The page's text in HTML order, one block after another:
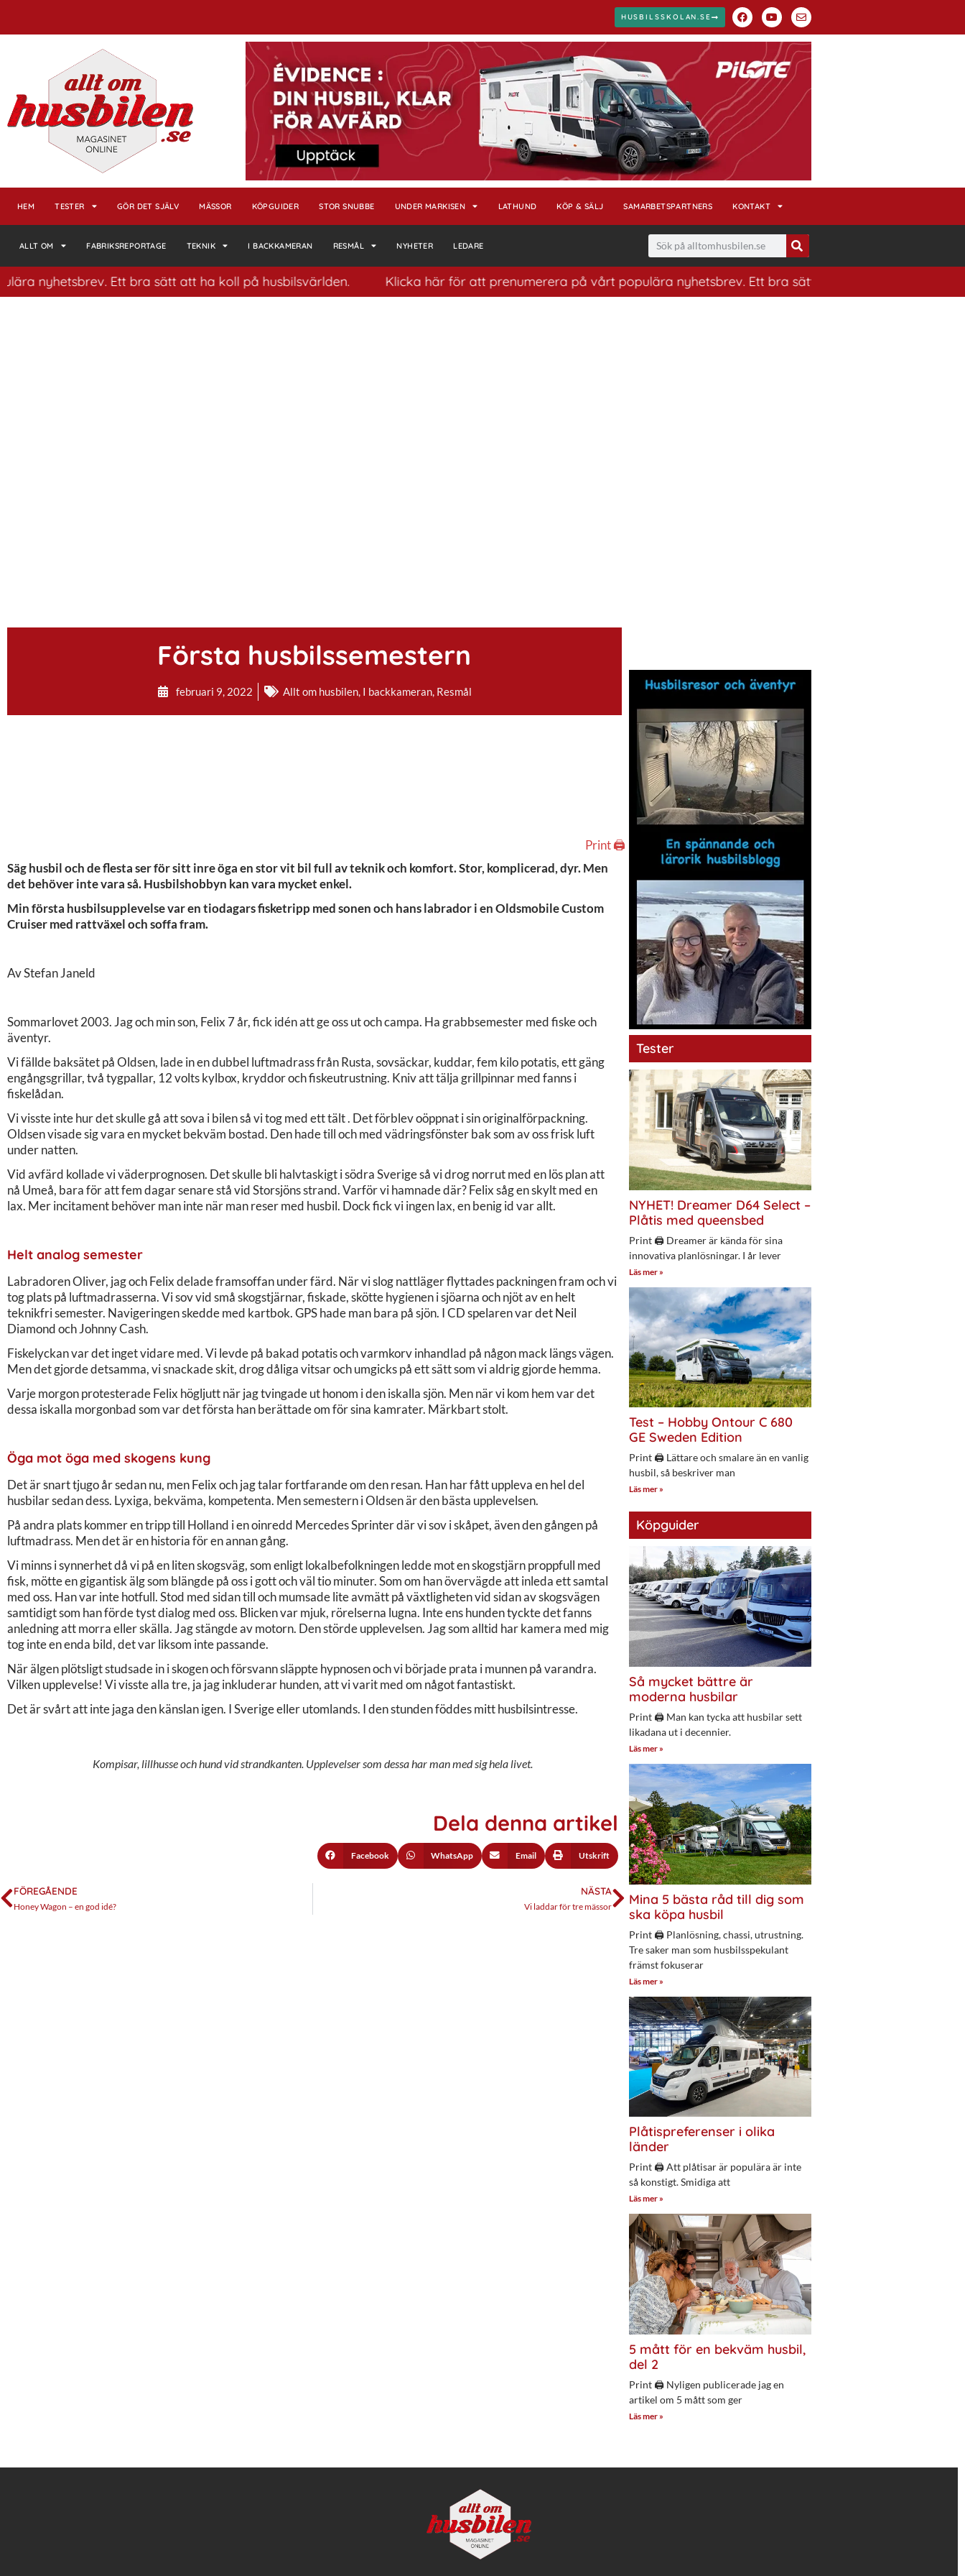
HUSBILSSKOLAN.SE
HEM TESTER GÖR DET SJÄLV MÄSSOR KÖPGUIDER STOR SNUBBE UNDER MARKISEN LATHUND KÖP & SÄLJ SAMARBETSPARTNERS KONTAKT
ALLT OM FABRIKSREPORTAGE TEKNIK I BACKKAMERAN RESMÅL NYHETER LEDARE
Ett bra sätt att ha koll på husbilsvärlden. Klicka här för att prenumerera på vårt populära nyhetsbrev. Ett bra sätt att ha koll på husbilsvärlden.
Första husbilssemestern
februari 9, 2022 Allt om husbilen, I backkameran, Resmål
Print 🖨
Säg husbil och de flesta ser för sitt inre öga en stor vit bil full av teknik och komfort. Stor, komplicerad, dyr. Men
det behöver inte vara så. Husbilshobbyn kan vara mycket enkel.
Min första husbilsupplevelse var en tiodagars fisketripp med sonen och hans labrador i en Oldsmobile Custom
Cruiser med rattväxel och soffa fram.
Av Stefan Janeld
Sommarlovet 2003. Jag och min son, Felix 7 år, fick idén att ge oss ut och campa. Ha grabbsemester med fiske och
äventyr.
Vi fällde baksätet på Oldsen, lade in en dubbel luftmadrass från Rusta, sovsäckar, kuddar, fem kilo potatis, ett gäng
engångsgrillar, två tygpallar, 12 volts kylbox, kryddor och fiskeutrustning. Kniv att tälja grillpinnar med fanns i
fiskelådan.
Vi visste inte hur det skulle gå att sova i bilen så vi tog med ett tält . Det förblev oöppnat i sin originalförpackning.
Oldsen visade sig vara en mycket bekväm bostad. Den hade till och med vädringsfönster bak som av oss frisk luft
under natten.
Vid avfärd kollade vi väderprognosen. Det skulle bli halvtaskigt i södra Sverige så vi drog norrut med en lös plan att
nå Umeå, bara för att fem dagar senare stå vid Storsjöns strand. Varför vi hamnade där? Felix såg en skylt med en
lax. Mer incitament behöver man inte när man reser med husbil. Dock fick vi ingen lax, en benig id var allt.
Helt analog semester
Labradoren Oliver, jag och Felix delade framsoffan under färd. När vi slog nattläger flyttades packningen fram och vi
tog plats på luftmadrasserna. Vi sov vid små skogstjärnar, fiskade, skötte hygienen i sjöarna och njöt av en helt
teknikfri semester. Navigeringen skedde med kartbok. GPS hade man bara på sjön. I CD spelaren var det Neil
Diamond och Johnny Cash.
Fiskelyckan var det inget vidare med. Vi levde på bakad potatis och varmkorv inhandlad på någon mack längs vägen.
Men det gjorde detsamma, vi snackade skit, drog dåliga vitsar och umgicks på ett sätt som vi aldrig gjorde hemma.
Varje morgon protesterade Felix högljutt när jag tvingade ut honom i den iskalla sjön. Men när vi kom hem var det
dessa iskalla morgonbad som var det första han berättade om för sina kamrater. Märkbart stolt.
Öga mot öga med skogens kung
Det är snart tjugo år sedan nu, men Felix och jag talar fortfarande om den resan. Han har fått uppleva en hel del
husbilar sedan dess. Lyxiga, bekväma, kompetenta. Men semestern i Oldsen är den bästa upplevelsen.
På andra plats kommer en tripp till Holland i en oinredd Mercedes Sprinter där vi sov i skåpet, även den gången på
luftmadrass. Men det är en historia för en annan gång.
Vi minns i synnerhet då vi på en liten skogsväg, som enligt lokalbefolkningen ledde mot en skogstjärn proppfull med
fisk, mötte en gigantisk älg som blängde på oss i gott och väl tio minuter. Som om han övervägde att inleda ett samtal
med oss. Han var inte hotfull. Stod med sidan till och mumsade lite avmätt på växtligheten vid sidan av skogsvägen
samtidigt som han förde tyst dialog med oss. Blicken var mjuk, rörelserna lugna. Inte ens hunden tyckte det fanns
anledning att morra eller skälla. Jag stängde av motorn. Den störde upplevelsen. Jag som alltid har kamera med mig
tog inte en enda bild, det var liksom inte passande.
När älgen plötsligt studsade in i skogen och försvann släppte hypnosen och vi började prata i munnen på varandra.
Vilken upplevelse! Vi visste alla tre, ja jag inkluderar hunden, att vi varit med om något fantastiskt.
Det är svårt att inte jaga den känslan igen. I Sverige eller utomlands. I den stunden föddes mitt husbilsintresse.
Kompisar, lillhusse och hund vid strandkanten. Upplevelser som dessa har man med sig hela livet.
Dela denna artikel
Facebook WhatsApp Email Utskrift
FÖREGÅENDE
Honey Wagon – en god idé?
NÄSTA
Vi laddar för tre mässor
Tester
NYHET! Dreamer D64 Select –
Plåtis med queensbed
Print 🖨 Dreamer är kända för sina
innovativa planlösningar. I år lever
Läs mer »
Test – Hobby Ontour C 680
GE Sweden Edition
Print 🖨 Lättare och smalare än en vanlig
husbil, så beskriver man
Läs mer »
Köpguider
Så mycket bättre är
moderna husbilar
Print 🖨 Man kan tycka att husbilar sett
likadana ut i decennier.
Läs mer »
Mina 5 bästa råd till dig som
ska köpa husbil
Print 🖨 Planlösning, chassi, utrustning.
Tre saker man som husbilsspekulant
främst fokuserar
Läs mer »
Plåtispreferenser i olika
länder
Print 🖨 Att plåtisar är populära är inte
så konstigt. Smidiga att
Läs mer »
5 mått för en bekväm husbil,
del 2
Print 🖨 Nyligen publicerade jag en
artikel om 5 mått som ger
Läs mer »